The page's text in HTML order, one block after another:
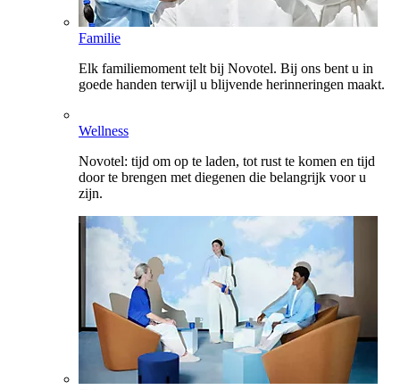
Familie
Elk familiemoment telt bij Novotel. Bij ons bent u in
goede handen terwijl u blijvende herinneringen maakt.
Wellness
Novotel: tijd om op te laden, tot rust te komen en tijd
door te brengen met diegenen die belangrijk voor u
zijn.